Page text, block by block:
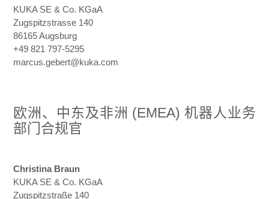
KUKA SE & Co. KGaA
Zugspitzstrasse 140
86165 Augsburg
+49 821 797-5295
marcus.gebert@kuka.com
欧洲、中东及非洲 (EMEA) 机器人业务
部门合规官
Christina Braun
KUKA SE & Co. KGaA
Zugspitzstraße 140